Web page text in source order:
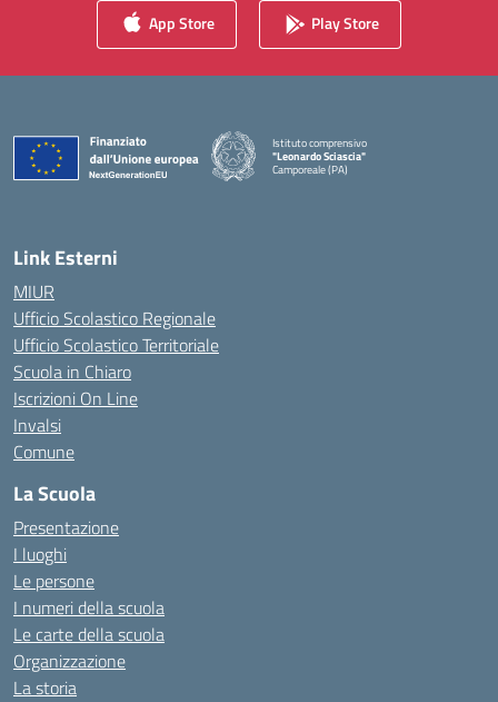
App Store Play Store
Istituto comprensivo
"Leonardo Sciascia"
Camporeale (PA)
— Visita la pagina iniziale della scuola
Link Esterni
MIUR
Ufficio Scolastico Regionale
Ufficio Scolastico Territoriale
Scuola in Chiaro
Iscrizioni On Line
Invalsi
Comune
La Scuola
Presentazione
I luoghi
Le persone
I numeri della scuola
Le carte della scuola
Organizzazione
La storia